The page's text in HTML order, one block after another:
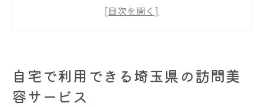
訪問美容で叶える自宅ケアのメリット紹介
訪問美容を選ぶ際の安心ポイント集
訪問美容選びで重視したい安全対策と配慮
自宅で利用できる埼玉県の訪問美
容サービス